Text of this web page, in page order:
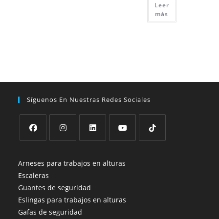
Leer
más
Síguenos En Nuestras Redes Sociales
abre
en
una
nueva
pestaña
abre
una
nueva
pestaña
abre
una
nueva
pestaña
abre
nueva
Arneses para trabajos en alturas
Escaleras
Guantes de seguridad
Eslingas para trabajos en alturas
Gafas de seguridad